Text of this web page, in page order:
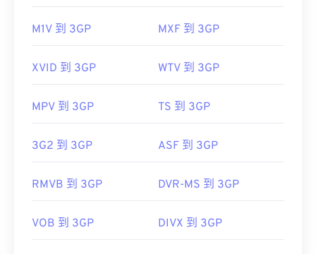
M1V 到 3GP MXF 到 3GP
XVID 到 3GP WTV 到 3GP
MPV 到 3GP TS 到 3GP
3G2 到 3GP ASF 到 3GP
RMVB 到 3GP DVR-MS 到 3GP
VOB 到 3GP DIVX 到 3GP